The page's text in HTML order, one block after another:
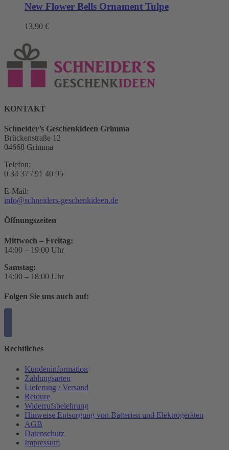
New Flower Bells Ornament Tulpe
13,90 €
KONTAKT
Schneider’s Geschenkideen Grimma
Brückenstraße 12
04668 Grimma
Telefon:
0 34 37 / 91 40 95
E-Mail:
info@schneiders-geschenkideen.de
Öffnungszeiten
Mittwoch – Freitag:
14:00 – 19:00 Uhr
Samstag:
14:00 – 18:00 Uhr
Folgen Sie uns auch auf:
Rechtliches
Kundeninformation
Zahlungsarten
Lieferung / Versand
Retoure
Widerrufsbelehrung
Hinweise Entsorgung von Batterien und Elektrogeräten
AGB
Datenschutz
Impressum